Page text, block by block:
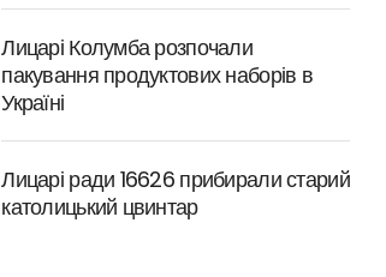
Лицарі Колумба розпочали
пакування продуктових наборів в
Україні
Лицарі ради 16626 прибирали старий
католицький цвинтар